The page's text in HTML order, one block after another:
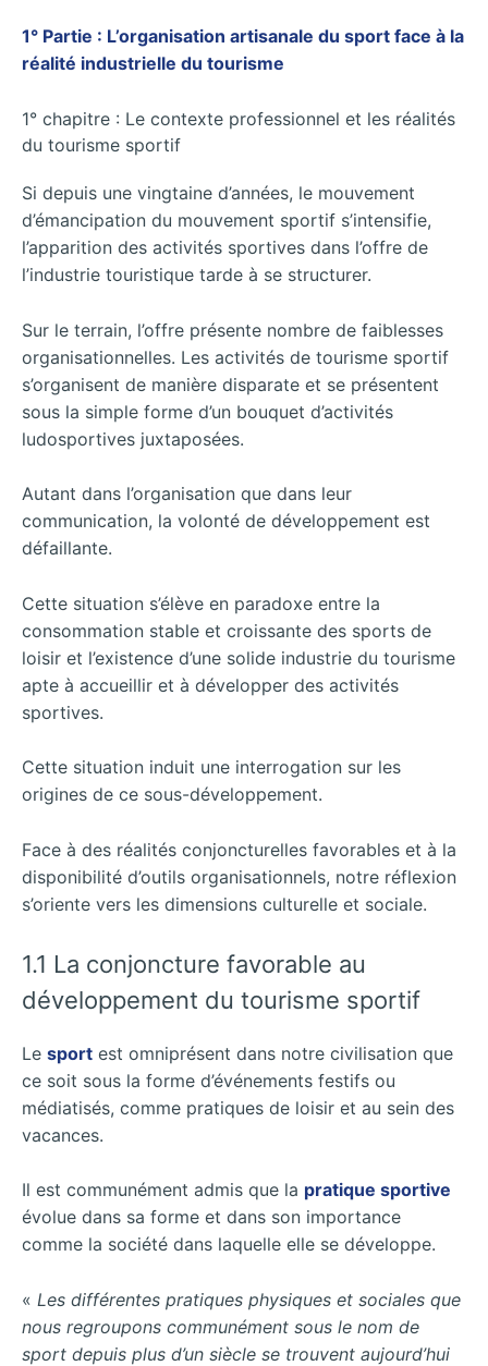
1° Partie : L’organisation artisanale du sport face à la
réalité industrielle du tourisme
1° chapitre : Le contexte professionnel et les réalités
du tourisme sportif
Si depuis une vingtaine d’années, le mouvement
d’émancipation du mouvement sportif s’intensifie,
l’apparition des activités sportives dans l’offre de
l’industrie touristique tarde à se structurer.
Sur le terrain, l’offre présente nombre de faiblesses
organisationnelles. Les activités de tourisme sportif
s’organisent de manière disparate et se présentent
sous la simple forme d’un bouquet d’activités
ludosportives juxtaposées.
Autant dans l’organisation que dans leur
communication, la volonté de développement est
défaillante.
Cette situation s’élève en paradoxe entre la
consommation stable et croissante des sports de
loisir et l’existence d’une solide industrie du tourisme
apte à accueillir et à développer des activités
sportives.
Cette situation induit une interrogation sur les
origines de ce sous-développement.
Face à des réalités conjoncturelles favorables et à la
disponibilité d’outils organisationnels, notre réflexion
s’oriente vers les dimensions culturelle et sociale.
1.1 La conjoncture favorable au
développement du tourisme sportif
Le sport est omniprésent dans notre civilisation que
ce soit sous la forme d’événements festifs ou
médiatisés, comme pratiques de loisir et au sein des
vacances.
Il est communément admis que la pratique sportive
évolue dans sa forme et dans son importance
comme la société dans laquelle elle se développe.
« Les différentes pratiques physiques et sociales que
nous regroupons communément sous le nom de
sport depuis plus d’un siècle se trouvent aujourd’hui